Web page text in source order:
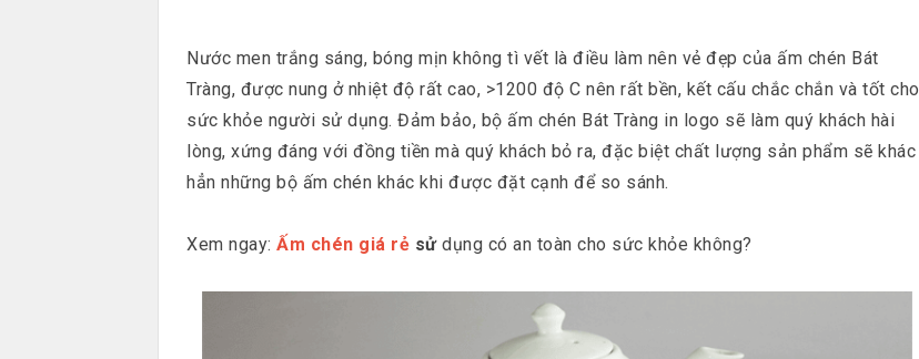
Nước men trắng sáng, bóng mịn không tì vết là điều làm nên vẻ đẹp của ấm chén Bát
Tràng, được nung ở nhiệt độ rất cao, >1200 độ C nên rất bền, kết cấu chắc chắn và tốt cho
sức khỏe người sử dụng. Đảm bảo, bộ ấm chén Bát Tràng in logo sẽ làm quý khách hài
lòng, xứng đáng với đồng tiền mà quý khách bỏ ra, đặc biệt chất lượng sản phẩm sẽ khác
hẳn những bộ ấm chén khác khi được đặt cạnh để so sánh.
Xem ngay: Ấm chén giá rẻ sử dụng có an toàn cho sức khỏe không?